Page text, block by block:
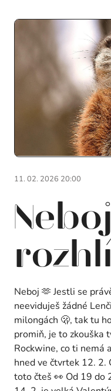
11. 02. 2026 20:00
Neboj 🫶 Jestli se
neeviduješ žádné
milongách 🫢, tak tu
promiň, je to zkouška
Rockwine, co ti nemá
hned ve čtvrtek 12. 2.
toto čteš 👀 Od 19 do